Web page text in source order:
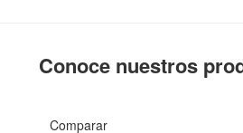
Conoce nuestros
Comparar